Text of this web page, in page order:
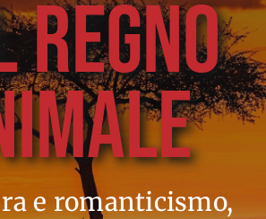
REGNO
e romanticismo,